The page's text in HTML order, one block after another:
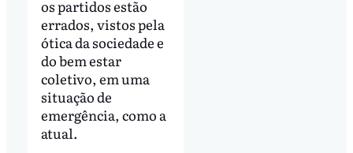
os partidos estão
errados, vistos pela
ótica da sociedade e
do bem estar
coletivo, em uma
situação de
emergência, como a
atual.